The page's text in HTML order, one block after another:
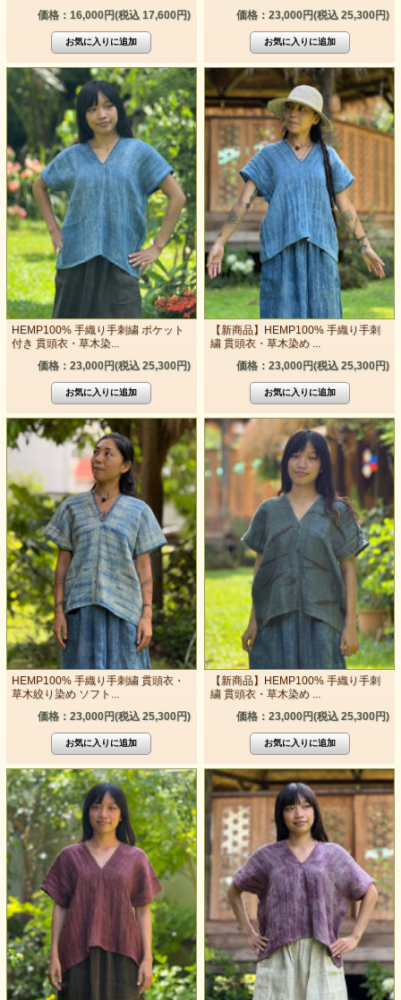
価格：16,000円(税込 17,600円)
価格：23,000円(税込 25,300円)
HEMP100% 手織り手刺繍 ポケット
付き 貫頭衣・草木染...
価格：23,000円(税込 25,300円)
【新商品】HEMP100% 手織り手刺
繍 貫頭衣・草木染め ...
価格：23,000円(税込 25,300円)
HEMP100% 手織り手刺繍 貫頭衣・
草木絞り染め ソフト...
価格：23,000円(税込 25,300円)
【新商品】HEMP100% 手織り手刺
繍 貫頭衣・草木染め ...
価格：23,000円(税込 25,300円)